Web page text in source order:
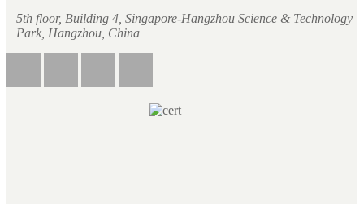
5th floor, Building 4, Singapore-Hangzhou Science & Technology
Park, Hangzhou, China